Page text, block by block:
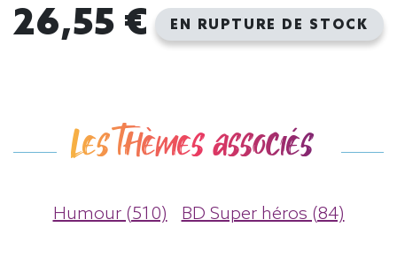
26,55 € EN RUPTURE DE STOCK
Les thèmes associés
Humour (510) BD Super héros (84)